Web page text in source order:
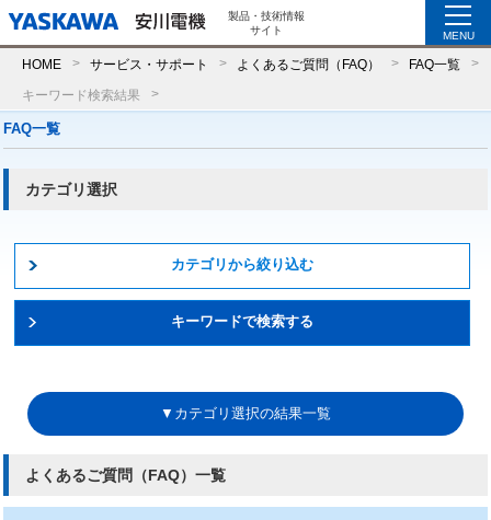
製品・技術情報
サイト
MENU
HOME サービス・サポート よくあるご質問（FAQ） FAQ一覧
キーワード検索結果
FAQ一覧
カテゴリ選択
カテゴリから絞り込む
キーワードで検索する
▼カテゴリ選択の結果一覧
よくあるご質問（FAQ）一覧